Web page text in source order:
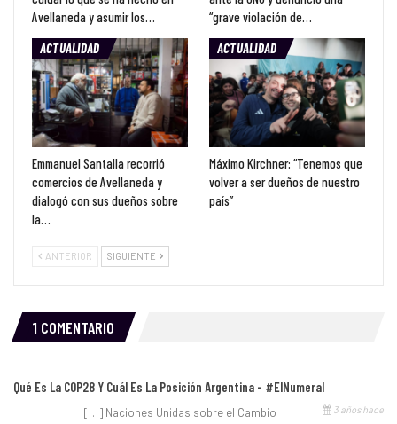
Avellaneda y asumir los…
“grave violación de…
ACTUALIDAD
Emmanuel Santalla recorrió
comercios de Avellaneda y
dialogó con sus dueños sobre
la…
ACTUALIDAD
Máximo Kirchner: “Tenemos que
volver a ser dueños de nuestro
país”
ANTERIOR SIGUIENTE
1 COMENTARIO
Qué Es La COP28 Y Cuál Es La Posición Argentina - #ElNumeral
3 años hace
[…] Naciones Unidas sobre el Cambio